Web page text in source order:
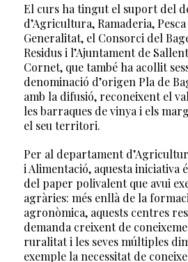
El curs ha tingut el suport del
d’Agricultura, Ramaderia,
Generalitat, el Consorci del
Residus i l’Ajuntament de
Cornet, que també ha acollit
denominació d’origen Pla de
amb la difusió, reconeixent el
les barraques de vinya i els
el seu territori.
Per al departament
i Alimentació, aquesta iniciativa
del paper polivalent que avui
agràries: més enllà de la
agronòmica, aquests centres
demanda creixent de
ruralitat i les seves múltiples
exemple la necessitat de